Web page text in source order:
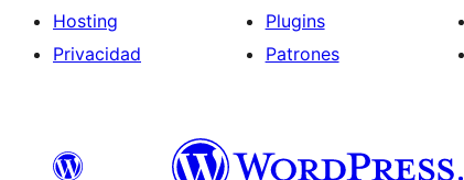
Hosting
Privacidad
Plugins
Patrones